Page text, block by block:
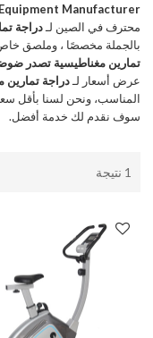
Manufacturer
محترف في الصين لـدراجة
بالجملة مخصصًا ، وملصق
تمارين مغناطيسية تصدر
عرض أسعار لـدراجة
المناسب، ونحن لسنا بأقل
سوف نقدم لك خدمة أفضل.
1 نتيجة